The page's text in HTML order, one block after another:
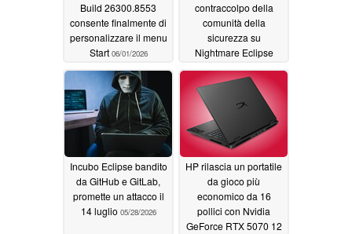
Build 26300.8553
consente finalmente di
personalizzare il menu
Start 06/01/2026
contraccolpo della
comunità della
sicurezza su
Nightmare Eclipse
05/30/2026
Incubo Eclipse bandito
da GitHub e GitLab,
promette un attacco il
14 luglio 05/28/2026
HP rilascia un portatile
da gioco più
economico da 16
pollici con Nvidia
GeForce RTX 5070 12